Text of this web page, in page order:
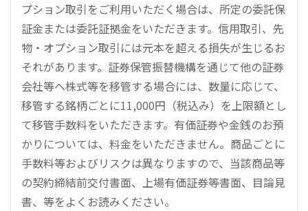
プション取引をご利用いただく場合は、所定の委託保
証金または委託証拠金をいただきます。信用取引、先
物・オプション取引には元本を超える損失が生じるお
それがあります。証券保管振替機構を通じて他の証券
会社等へ株式等を移管する場合には、数量に応じて、
移管する銘柄ごとに11,000円（税込み）を上限額とし
て移管手数料をいただきます。有価証券や金銭のお預
かりについては、料金をいただきません。商品ごとに
手数料等およびリスクは異なりますので、当該商品等
の契約締結前交付書面、上場有価証券等書面、目論見
書、等をよくお読みください。